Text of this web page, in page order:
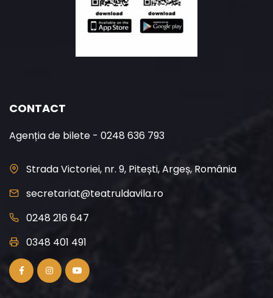
CONTACT
Agenția de bilete - 0248 636 793
Strada Victoriei, nr. 9, Pitești, Argeș, România
secretariat@teatruldavila.ro
0248 216 647
0348 401 491